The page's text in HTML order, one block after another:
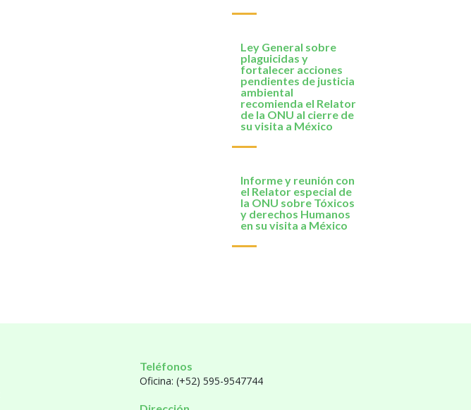
Ley General sobre
plaguicidas y
fortalecer acciones
pendientes de justicia
ambiental
recomienda el Relator
de la ONU al cierre de
su visita a México
Informe y reunión con
el Relator especial de
la ONU sobre Tóxicos
y derechos Humanos
en su visita a México
Teléfonos
Oficina: (+52) 595-9547744